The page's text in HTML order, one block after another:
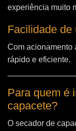
experiência muito
Facilidade de
Com acionamento
rápido e eficiente.
Para quem é
capacete?
O secador de